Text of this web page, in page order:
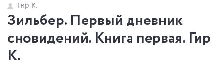
Гир К.
Зильбер. Первый дневник
сновидений. Книга первая. Гир
К.